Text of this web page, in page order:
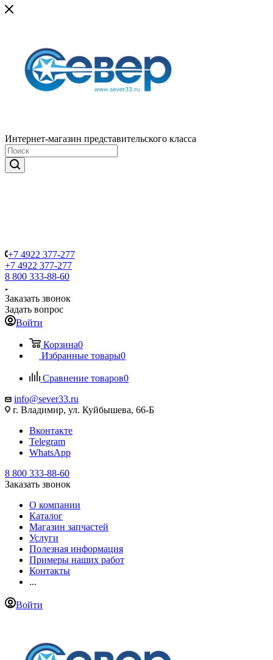
Интернет-магазин представительского класса
+7 4922 377-277
+7 4922 377-277
8 800 333-88-60
Заказать звонок
Задать вопрос
Войти
Корзина0
Избранные товары0
Сравнение товаров0
info@sever33.ru
г. Владимир, ул. Куйбышева, 66-Б
Вконтакте
Telegram
WhatsApp
8 800 333-88-60
Заказать звонок
О компании
Каталог
Магазин запчастей
Услуги
Полезная информация
Примеры наших работ
Контакты
...
Войти